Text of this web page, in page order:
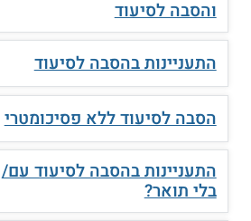
והסבה לסיעוד
התעניינות בהסבה לסיעוד
הסבה לסיעוד ללא פסיכומטרי
התעניינות בהסבה לסיעוד עם/
בלי תואר?